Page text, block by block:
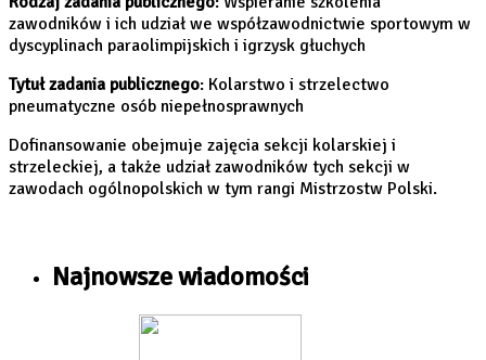
zawodników i ich udział we współzawodnictwie sportowym w
dyscyplinach paraolimpijskich i igrzysk głuchych
Tytuł zadania publicznego: Kolarstwo i strzelectwo
pneumatyczne osób niepełnosprawnych
Dofinansowanie obejmuje zajęcia sekcji kolarskiej i
strzeleckiej, a także udział zawodników tych sekcji w
zawodach ogólnopolskich w tym rangi Mistrzostw Polski.
Najnowsze wiadomości